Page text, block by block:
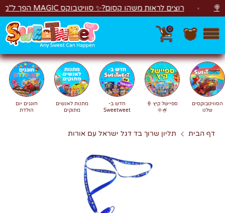
דלג רוצים לראות משהו קסום?✨ סוויטבוקס MAGIC הפך ל"מכונת משחקים"! 🎁🕹️
0
חפשחיפוש
הסוויטבוקסים
שלנו
ספיישל קיץ 🍦
🍧🌞
חדש ב-
Sweetweet
מתנות לאנשים
מתוקים
חוגגים יום
הולדת
דף הבית תליון שרוך בד דגל ישראל עם אורות